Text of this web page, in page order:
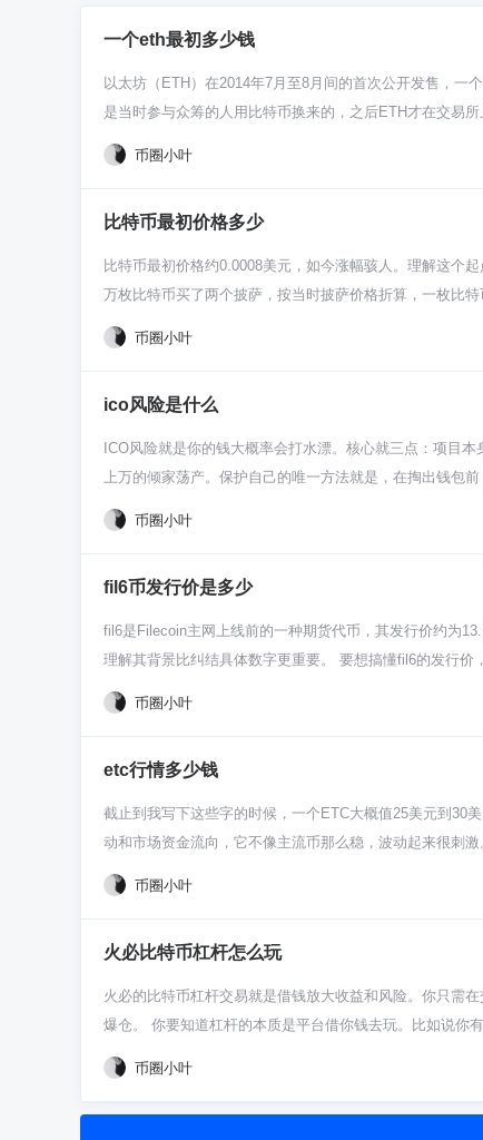
一个eth最初多少钱
以太坊（ETH）在2014年7月至8月间的首次公开发售，一
是当时参与众筹的人用比特币换来的，之后ETH才在交易
买到的。2014年夏天，以太坊项目搞了个公开众筹，持续
概0.3美元，或者差不多两块钱人民币。这个就是最源头
换了一堆当时看来是“空气”的ETH，这需要极大的眼光和
元徘徊，波动得很。所以咱们现在常说的“最初价格”，严
满质疑的开始，风险与机遇从一开始就是并存的。
币圈小叶
比特币最初价格多少
比特币最初价格约0.0008美元，如今涨幅骇人。理解这个
万枚比特币买了两个披萨，按当时披萨价格折算，一枚比
白了就是社区内部自己定的，没啥市场供需，纯属好玩。
到它的价值。你可以把它理解为一种实验性质的数字玩具
返了。了解这段历史，你就明白币圈波动为啥这么猛——一
币圈小叶
ico风险是什么
ICO风险就是你的钱大概率会打水漂。核心就三点：项目
上万的倾家荡产。保护自己的唯一方法就是，在掏出钱包
面孔站台，一个“革命性”项目就出炉了。他们根本不想做
粹的骗局在ICO里多得是，你冲进去就是给人家送年终奖
用的废品，那你买的代币就跟游戏币没区别，一分不值。
零成本的代币，先拉盘吸引你眼红跟风，等你一进场，他
接盘。 别光听别人喊单，自己动动手，花点笨功夫。去看
币圈小叶
fil6币发行价是多少
fil6是Filecoin主网上线前的一种期货代币，其发行价约为
理解其背景比纠结具体数字更重要。 要想搞懂fil6的发行
货”fil6。这个6代表它需要在主网上线后分6个月线性解锁
发行价，更像是市场早期参与者的一个成本参考。 等你真
时报价。 对于新手，这其实是个很好的观察案例。通过fil6
是理解背后的机制——为啥会有期货？解锁规则对卖家心理
其是这些带复杂规则的资产，自己多做功课永远是第一位
币圈小叶
etc行情多少钱
截止到我写下这些字的时候，一个ETC大概值25美元到30
动和市场资金流向，它不像主流币那么稳，波动起来很刺
作以太坊的“老版本”，坚持代码即法律那套。所以它的价
ETC价格，别光看数字，要先搞清楚它背后那点坚持和故
解一下它社区在干嘛，比光盯着K线图瞎猜强。 对于刚进
上，拿点闲钱玩玩，体验一下市场水温就挺好。真想玩，
跑才算入门。
币圈小叶
火必比特币杠杆怎么玩
火必的比特币杠杆交易就是借钱放大收益和风险。你只需
爆仓。 你要知道杠杆的本质是平台借你钱去玩。比如说你
50%。但反过来跌10%，你的亏损也是500U，本金瞬间少
最关键就是看强平价格。这个价是平台给你划的生死线，
一样盯着。做多的时候，强平价比你的开仓价低很多；做
币圈小叶